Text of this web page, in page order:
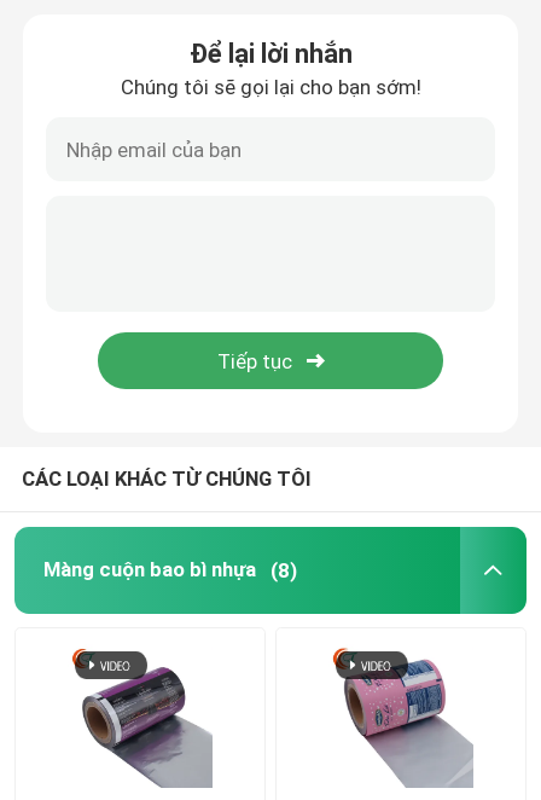
Màng bao bì rào cản cao
Phim cuộn nhiều lớp
Bao bì thực phẩm đông lạnh
Phim đóng gói vật nuôi
túi đóng gói linh hoạt
Túi bao bì OPP
Để lại lời nhắn
Chúng tôi sẽ gọi lại cho bạn sớm!
CÁC LOẠI KHÁC TỪ CHÚNG TÔI
Màng cuộn bao bì nhựa (8)